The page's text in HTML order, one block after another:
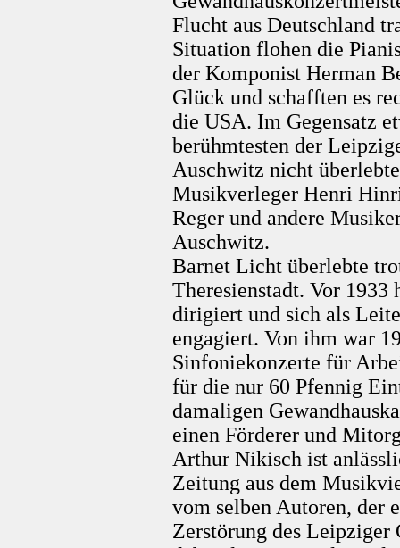
Flucht aus Deutschland
Situation flohen die
der Komponist Herman
Glück und schafften es
die USA. Im Gegensatz
berühmtesten der
Auschwitz nicht
Musikverleger Henri
Reger und andere
Auschwitz.
Barnet Licht überlebte
Theresienstadt. Vor
dirigiert und sich als
engagiert. Von ihm war
Sinfoniekonzerte für
für die nur 60 Pfennig
damaligen
einen Förderer und
Arthur Nikisch ist
Zeitung aus dem
vom selben Autoren, der
Zerstörung des Leipziger